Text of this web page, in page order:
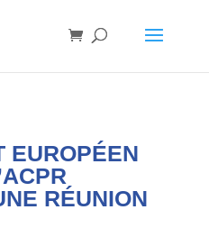
EUROPÉEN
RÉUNION